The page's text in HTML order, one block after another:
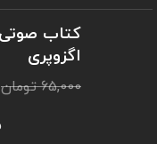
کتاب
اگزوپری
65,000 تومان